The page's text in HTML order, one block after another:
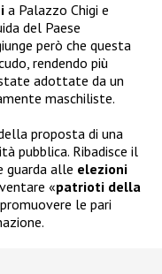
a Palazzo Chigi e
del Paese
però che questa
rendendo più
adottate da un
maschiliste.
proposta di una
pubblica. Ribadisce il
guarda alle elezioni
«patrioti della
le pari